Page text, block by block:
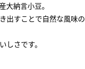
大納言小豆。
出すことで自然な風味の
しさです。